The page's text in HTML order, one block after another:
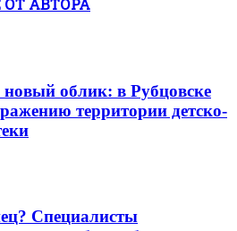
АВТОРА
облик: в Рубцовске
территории детско-
Специалисты